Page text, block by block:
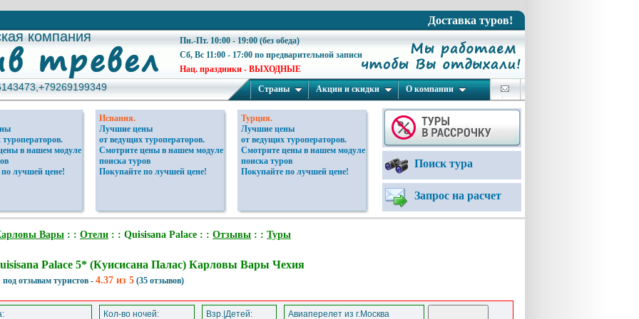
Доставка туров!
компания
компания
Пн.-Пт. 10:00 - 19:00 (без обеда)
Сб, Вс 11:00 - 17:00 по предварительной записи
Нац. праздники - ВЫХОДНЫЕ
Страны Акции и скидки О компании
в нашем модуле
лучшей цене!
Испания.
Лучшие цены
от ведущих туроператоров.
Смотрите цены в нашем модуле
поиска туров
Покупайте по лучшей цене!
Турция.
Лучшие цены
от ведущих туроператоров.
Смотрите цены в нашем модуле
поиска туров
Покупайте по лучшей цене!
Поиск тура
Запрос на расчет
Вары : : Отели : : Quisisana Palace : : Отзывы : : Туры
Palace 5* (Куисисана Палас) Карловы Вары Чехия
под отзывам туристов - 4.37 из 5 (35 отзывов)
Кол-во ночей:
Взр.|Детей:
Авиаперелет из г.Москва